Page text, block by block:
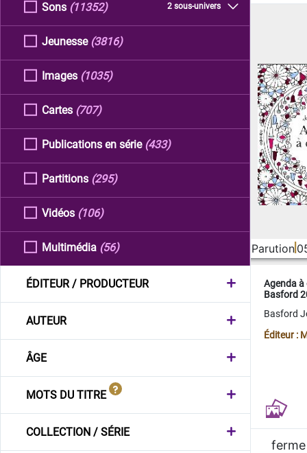
Sons 2 sous-univers
(11352)
Jeunesse (3816)
Images (1035)
Cartes (707)
Publications en série (433)
Partitions (295)
Vidéos (106)
Multimédia (56)
ÉDITEUR / PRODUCTEUR
AUTEUR
ÂGE
MOTS DU TITRE
COLLECTION / SÉRIE
Parution
Agenda
Basford
Basford
Éditeur :
ferme